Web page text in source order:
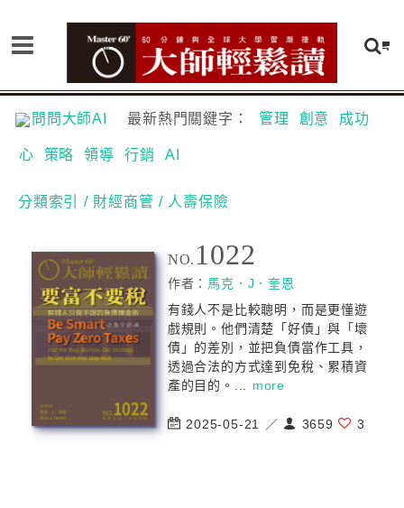
問問大師AI 最新熱門關鍵字： 管理 創意 成功
心 策略 領導 行銷 AI
分類索引 / 財經商管 / 人壽保險
NO. 1022
作者： 馬克．J．奎恩
有錢人不是比較聰明，而是更懂遊
戲規則。他們清楚「好債」與「壞
債」的差別，並把負債當作工具，
透過合法的方式達到免稅、累積資
產的目的。... more
2025-05-21 ／ 3659 3